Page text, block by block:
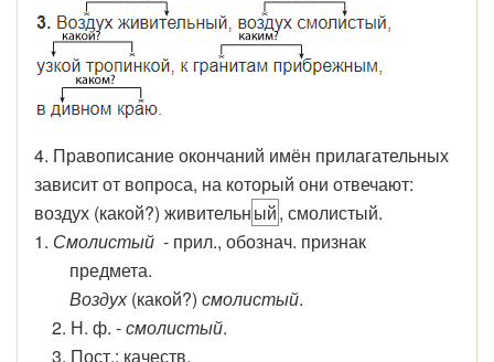
4. Правописание окончаний имён прилагательных
зависит от вопроса, на который они отвечают:
воздух (какой?) живительный, смолистый.
1. Смолистый - прил., обознач. признак
предмета.
Воздух(какой?) смолистый.
2. Н. ф. -смолистый.
3. Пост.: качеств.